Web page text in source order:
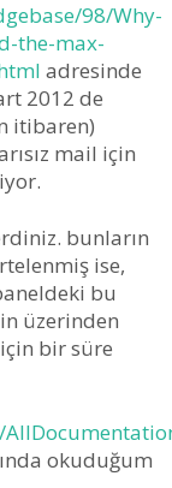
98/Why-
the-max-
adresinde
2012 de
itibaren)
mail için
bunların
ise,
bu
üzerinden
bir süre
okuduğum